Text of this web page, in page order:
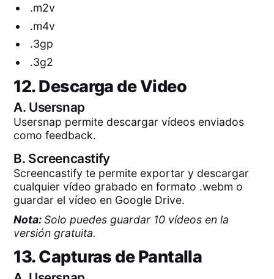
.m2v
.m4v
.3gp
.3g2
12. Descarga de Video
A. Usersnap
Usersnap permite descargar vídeos enviados
como feedback.
B. Screencastify
Screencastify te permite exportar y descargar
cualquier vídeo grabado en formato .webm o
guardar el vídeo en Google Drive.
Nota:Solo puedes guardar 10 vídeos en la
versión gratuita.
13. Capturas de Pantalla